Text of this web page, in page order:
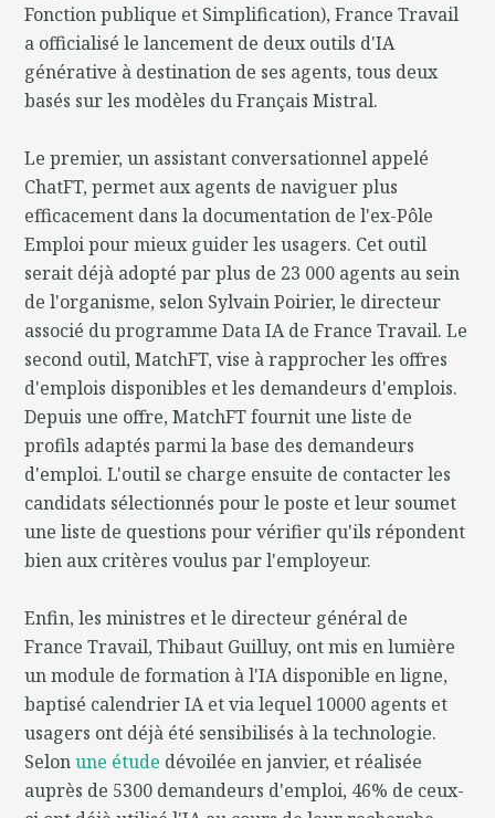
Fonction publique et Simplification), France Travail
a officialisé le lancement de deux outils d'IA
générative à destination de ses agents, tous deux
basés sur les modèles du Français Mistral.
Le premier, un assistant conversationnel appelé
ChatFT, permet aux agents de naviguer plus
efficacement dans la documentation de l'ex-Pôle
Emploi pour mieux guider les usagers. Cet outil
serait déjà adopté par plus de 23 000 agents au sein
de l'organisme, selon Sylvain Poirier, le directeur
associé du programme Data IA de France Travail. Le
second outil, MatchFT, vise à rapprocher les offres
d'emplois disponibles et les demandeurs d'emplois.
Depuis une offre, MatchFT fournit une liste de
profils adaptés parmi la base des demandeurs
d'emploi. L'outil se charge ensuite de contacter les
candidats sélectionnés pour le poste et leur soumet
une liste de questions pour vérifier qu'ils répondent
bien aux critères voulus par l'employeur.
Enfin, les ministres et le directeur général de
France Travail, Thibaut Guilluy, ont mis en lumière
un module de formation à l'IA disponible en ligne,
baptisé calendrier IA et via lequel 10000 agents et
usagers ont déjà été sensibilisés à la technologie.
Selonune étude dévoilée en janvier, et réalisée
auprès de 5300 demandeurs d'emploi, 46% de ceux-